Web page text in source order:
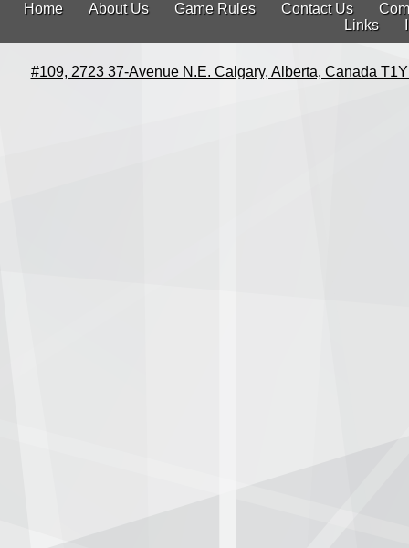
Home About Us Game Rules Contact Us
Links
#109, 2723 37-Avenue N.E. Calgary, Alberta, Canada